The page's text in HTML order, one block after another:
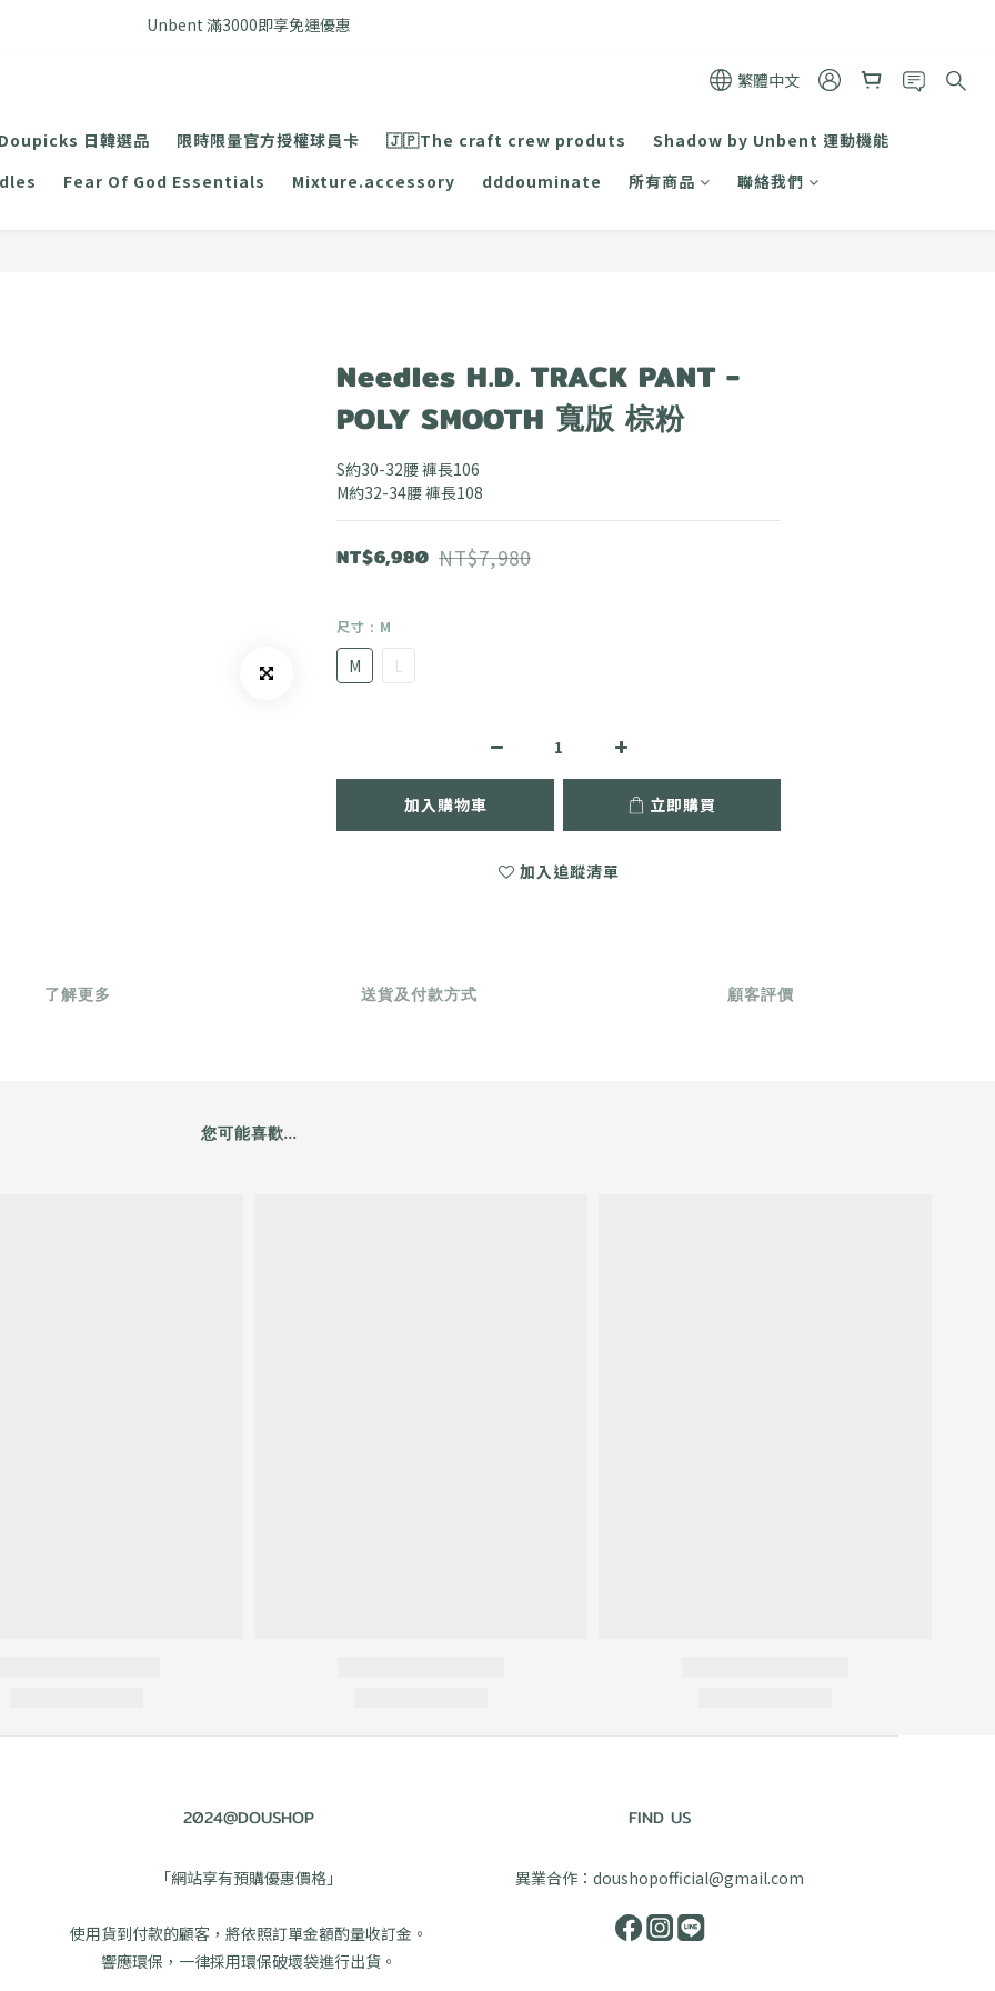
FB搜尋優惠社群 🔎 DOUSHOP 選貨
Unbent 滿3000即享免運優惠
繁體中文
日韓選品 限時限量官方授權球員卡 🇯🇵The craft crew produts
Shadow by Unbent 運動機能
Fear Of God Essentials Mixture.accessory dddouminate 所有商品 聯絡我們
Needles H.D. TRACK PANT -
POLY SMOOTH 寬版 棕粉
S約30-32腰 褲長106
M約32-34腰 褲長108
NT$6,980 NT$7,980
尺寸 : M
M L
加入購物車 立即購買
加入追蹤清單
了解更多 送貨及付款方式 顧客評價
您可能喜歡...
2024@DOUSHOP
「網站享有預購優惠價格」
使用貨到付款的顧客，將依照訂單金額酌量收訂金。
響應環保，一律採用環保破壞袋進行出貨。
FIND US
異業合作：doushopofficial@gmail.com